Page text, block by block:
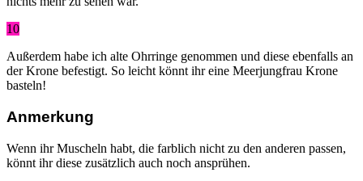
10
Außerdem habe ich alte Ohrringe genommen und diese ebenfalls an
der Krone befestigt. So leicht könnt ihr eine Meerjungfrau Krone
basteln!
Anmerkung
Wenn ihr Muscheln habt, die farblich nicht zu den anderen passen,
könnt ihr diese zusätzlich auch noch ansprühen.